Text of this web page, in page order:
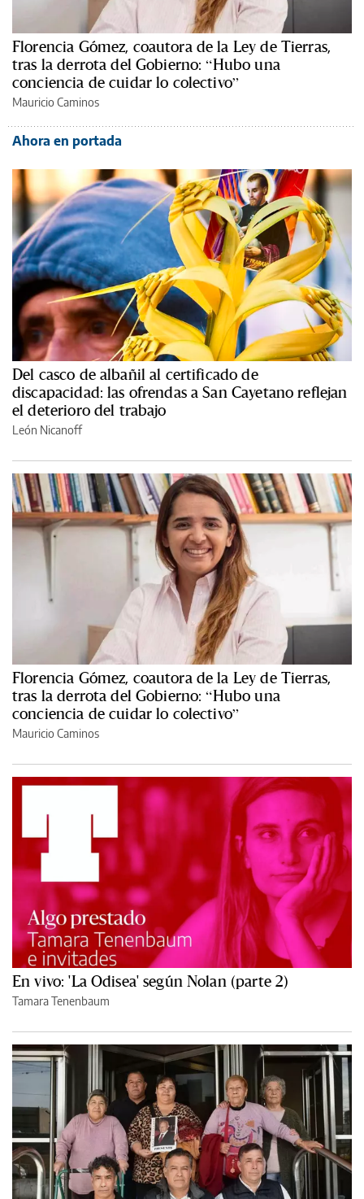
Florencia Gómez, coautora de la Ley de Tierras,
tras la derrota del Gobierno: “Hubo una
conciencia de cuidar lo colectivo”
Mauricio Caminos
Ahora en portada
Del casco de albañil al certificado de
discapacidad: las ofrendas a San Cayetano reflejan
el deterioro del trabajo
León Nicanoff
Florencia Gómez, coautora de la Ley de Tierras,
tras la derrota del Gobierno: “Hubo una
conciencia de cuidar lo colectivo”
Mauricio Caminos
En vivo: 'La Odisea' según Nolan (parte 2)
Tamara Tenenbaum